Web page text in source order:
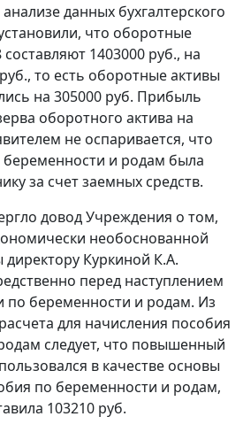
данных бухгалтерского
что оборотные
1403000 руб., на
то есть оборотные активы
на 305000 руб. Прибыль
оборотного актива на
не оспаривается, что
и родам была
за счет заемных средств.
довод Учреждения о том,
необоснованной
Куркиной К.А.
перед наступлением
по беременности и родам. Из
для начисления пособия
следует, что повышенный
в качестве основы
по беременности и родам,
103210 руб.